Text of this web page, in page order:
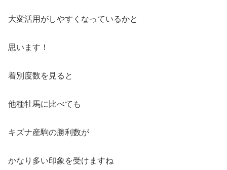
大変活用がしやすくなっているかと
思います！
着別度数を見ると
他種牡馬に比べても
キズナ産駒の勝利数が
かなり多い印象を受けますね